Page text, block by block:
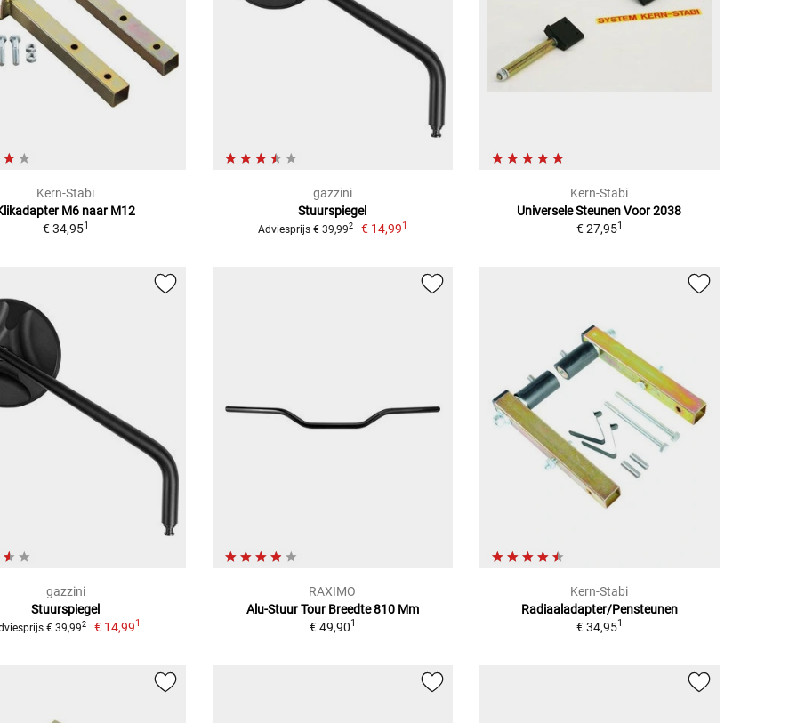
Kern-Stabi
M6 naar M12
€ 34,951
gazzini
Stuurspiegel
Adviesprijs € 39,992 € 14,991
Kern-Stabi
Universele Steunen Voor 2038
€ 27,951
gazzini
Stuurspiegel
€ 39,992 € 14,991
RAXIMO
Alu-Stuur Tour Breedte 810 Mm
€ 49,901
Kern-Stabi
Radiaaladapter/Pensteunen
€ 34,951